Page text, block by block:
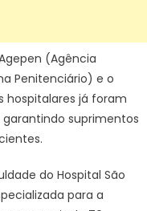
(Agência
Penitenciário) e o
hospitalares já foram
suprimentos
do Hospital São
para a